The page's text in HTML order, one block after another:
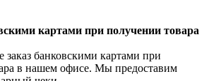
картами при получении товара
заказ банковскими картами при
в нашем офисе. Мы предоставим